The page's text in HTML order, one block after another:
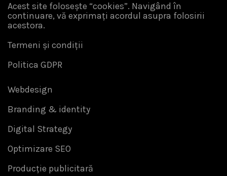
Acest site folosește “cookies”. Navigând în
continuare, vă exprimați acordul asupra folosirii
acestora.
Termeni și condiții
Politica GDPR
Webdesign
Branding & identity
Digital Strategy
Optimizare SEO
Producție publicitară